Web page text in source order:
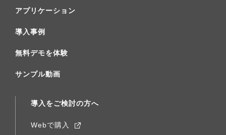
アプリケーション
導入事例
無料デモを体験
サンプル動画
導入をご検討の方へ
Webで購入